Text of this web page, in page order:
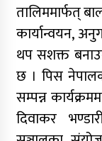
तालिममार्फत्
कार्यान्वयन,
थप सशक्त
छ । पिस
सम्पन्न
दिवाकर